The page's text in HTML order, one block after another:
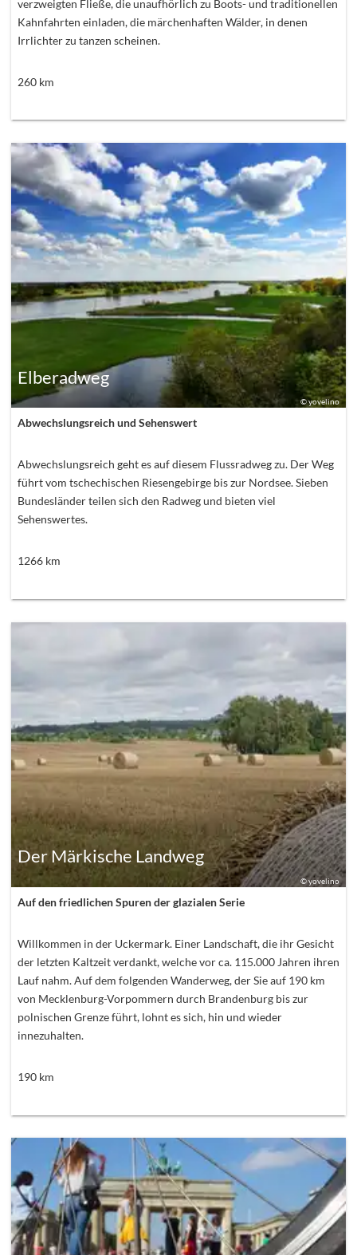
verzweigten Fließe, die unaufhörlich zu Boots- und traditionellen
Kahnfahrten einladen, die märchenhaften Wälder, in denen
Irrlichter zu tanzen scheinen.
260km
©yovelino
Elberadweg
Abwechslungsreich und Sehenswert
Abwechslungsreich geht es auf diesem Flussradweg zu. Der Weg
führt vom tschechischen Riesengebirge bis zur Nordsee. Sieben
Bundesländer teilen sich den Radweg und bieten viel
Sehenswertes.
1266km
©yovelino
Der Märkische Landweg
Auf den friedlichen Spuren der glazialen Serie
Willkommen in der Uckermark. Einer Landschaft, die ihr Gesicht
der letzten Kaltzeit verdankt, welche vor ca. 115.000 Jahren ihren
Lauf nahm. Auf dem folgenden Wanderweg, der Sie auf 190 km
von Mecklenburg-Vorpommern durch Brandenburg bis zur
polnischen Grenze führt, lohnt es sich, hin und wieder
innezuhalten.
190km